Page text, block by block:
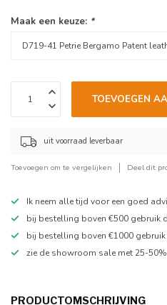
Maak een keuze: *
TOEVOEGEN
uit voorraad leverbaar
Toevoegen om te vergelijken Deel dit
Ik neem alle tijd voor een goed
bij bestelling boven €500 gebruik
bij bestelling boven €1000
zie de showroom sale met 25-
PRODUCTOMSCHRIJVING